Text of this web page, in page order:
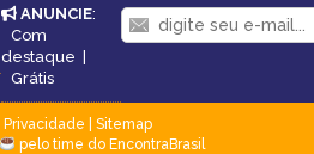
ANUNCIE:
Com
destaque |
Grátis
Privacidade
Sitemap
pelo time do EncontraBrasil